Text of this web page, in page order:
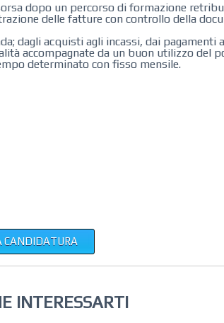
dopo un percorso di formazione
delle fatture con controllo della
dagli acquisti agli incassi, dai pagamenti
accompagnate da un buon utilizzo del
determinato con fisso mensile.
CANDIDATURA
INTERESSARTI